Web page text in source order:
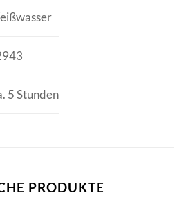
5 Stunden
PRODUKTE